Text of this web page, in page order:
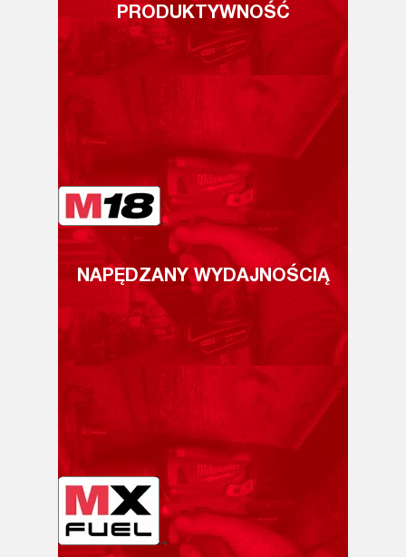
PRODUKTYWNOŚĆ
NAPĘDZANY WYDAJNOŚCIĄ